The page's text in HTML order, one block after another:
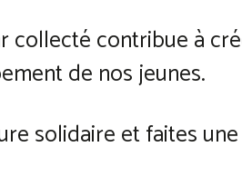
collecté contribue à
de nos jeunes.
solidaire et faites